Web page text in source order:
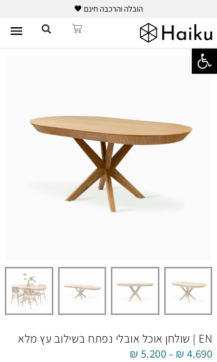
הובלה והרכבה חינם 🖤
EN | שולחן אוכל אובלי נפתח בשילוב עץ מלא
₪ 4,690
–
₪ 5,200
פתח סרגל נגישות